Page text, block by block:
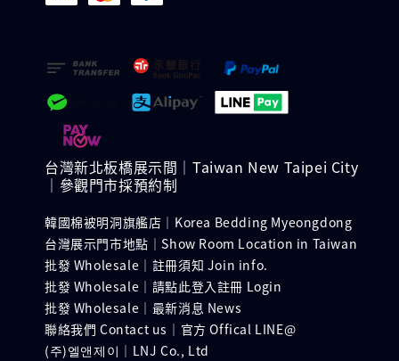
台灣新北板橋展示間｜Taiwan New Taipei City
｜參觀門市採預約制
韓國棉被明洞旗艦店｜Korea Bedding Myeongdong
台灣展示門市地點｜Show Room Location in Taiwan
批發 Wholesale｜註冊須知 Join info.
批發 Wholesale｜請點此登入註冊 Login
批發 Wholesale｜最新消息 News
聯絡我們 Contact us｜官方 Offical LINE@
(주)엘앤제이｜LNJ Co., Ltd